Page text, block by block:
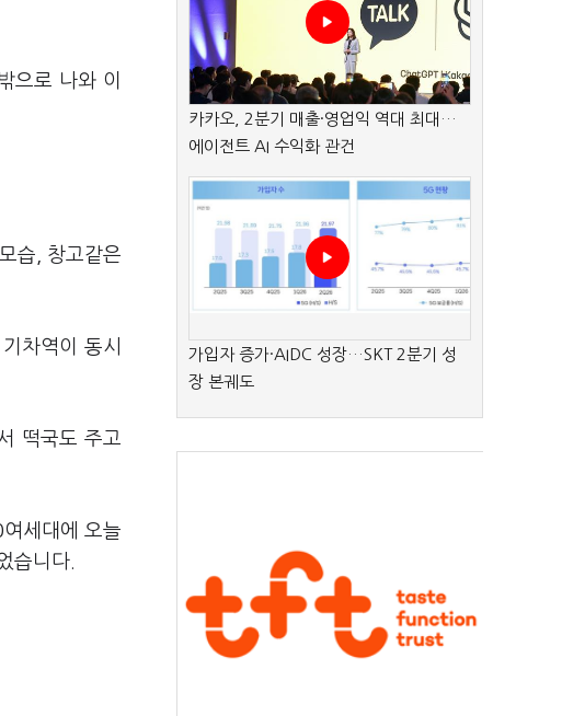
으로 나와 이
습, 창고같은
차역이 동시
떡국도 주고
세대에 오늘
습니다.
카카오, 2분기 매출·영업익 역대 최대…
에이전트 AI 수익화 관건
가입자 증가·AIDC 성장…SKT 2분기 성
장 본궤도